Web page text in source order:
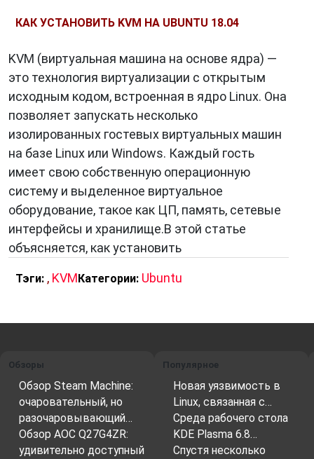
КАК УСТАНОВИТЬ KVM НА UBUNTU 18.04
KVM (виртуальная машина на основе ядра) —
это технология виртуализации с открытым
исходным кодом, встроенная в ядро ​​Linux. Она
позволяет запускать несколько
изолированных гостевых виртуальных машин
на базе Linux или Windows. Каждый гость
имеет свою собственную операционную
систему и выделенное виртуальное
оборудование, такое как ЦП, память, сетевые
интерфейсы и хранилище.В этой статье
объясняется, как установить
Тэги: , KVMКатегории: Ubuntu
Обзоры
Обзор Steam Machine:
очаровательный, но
разочаровывающий…
Обзор AOC Q27G4ZR:
удивительно доступный
Популярное
Новая уязвимость в
Linux, связанная с…
Среда рабочего стола
KDE Plasma 6.8…
Спустя несколько